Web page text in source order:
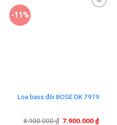
-11%
Loa bass đôi BOSE DK 7979
8.900.000₫ Giá
7.900.000 ₫Giá